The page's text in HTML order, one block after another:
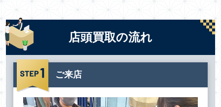
店頭買取の流れ
ご来店